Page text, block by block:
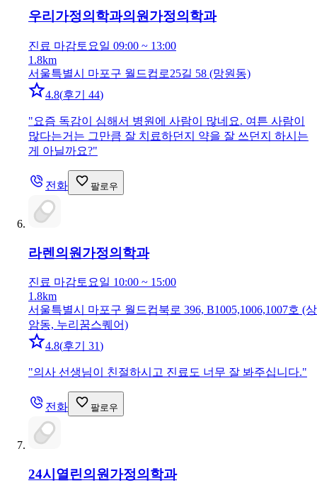
우리가정의학과의원 가정의학과
진료 마감토요일 09:00 ~ 13:00
1.8km
서울특별시 마포구 월드컵로25길 58 (망원동)
4.8(후기 44)
"요즘 독감이 심해서 병원에 사람이 많네요. 여튼 사람이
많다는거는 그만큼 잘 치료하던지 약을 잘 쓰던지 하시는
게 아닐까요?"
전화 팔로우
라렌의원 가정의학과
진료 마감토요일 10:00 ~ 15:00
1.8km
서울특별시 마포구 월드컵북로 396, B1005,1006,1007호 (상
암동, 누리꿈스퀘어)
4.8(후기 31)
"의사 선생님이 친절하시고 진료도 너무 잘 봐주십니다."
전화 팔로우
24시열린의원 가정의학과